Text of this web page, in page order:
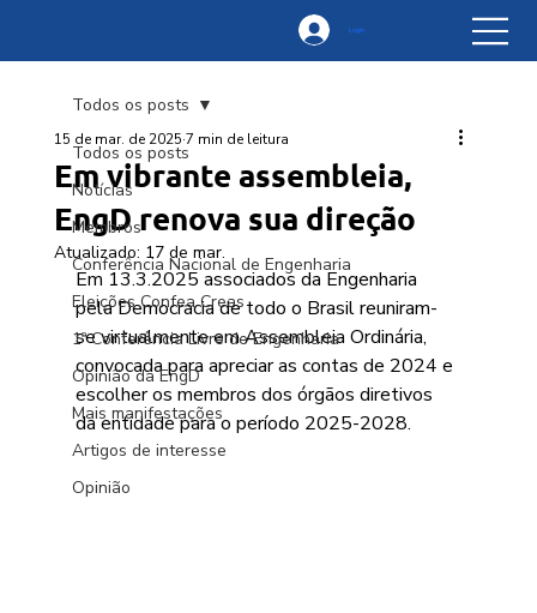
Login
Todos os posts
Notícias
Membros
Conferência Nacional de Engenharia
Eleições Confea Creas
1ª Conferência Livre de Engenharia
Opinião da EngD
Mais manifestações
Artigos de interesse
Opinião
Todos os posts
Em vibrante assembleia,
EngD renova sua direção
15 de mar. de 2025 7 min de leitura
Atualizado: 17 de mar.
Em 13.3.2025 associados da Engenharia
pela Democracia de todo o Brasil reuniram-
se virtualmente em Assembleia Ordinária,
convocada para apreciar as contas de 2024 e
escolher os membros dos órgãos diretivos
da entidade para o período 2025-2028.